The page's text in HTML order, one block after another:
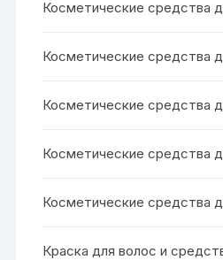
Косметические средства
Косметические средства
Косметические средства
Косметические средства
Косметические средства
Краска для волос и